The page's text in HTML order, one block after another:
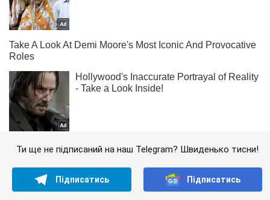
Ти ще не підписаний на наш Telegram? Швиденько тисни!
Підписатись Підписатись